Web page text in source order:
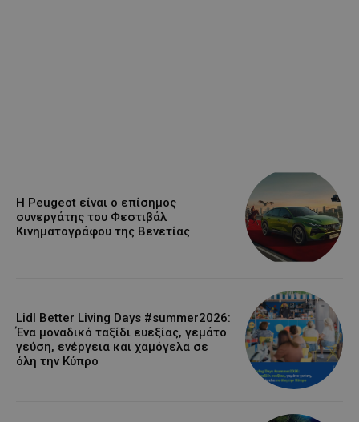
Η Peugeot είναι ο επίσημος
συνεργάτης του Φεστιβάλ
Κινηματογράφου της Βενετίας
Lidl Better Living Days #summer2026:
Ένα μοναδικό ταξίδι ευεξίας, γεμάτο
γεύση, ενέργεια και χαμόγελα σε
όλη την Κύπρο